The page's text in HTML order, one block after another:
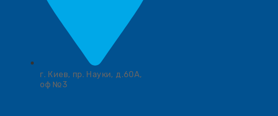
г. Киев, пр. Науки, д.60А,
оф №3